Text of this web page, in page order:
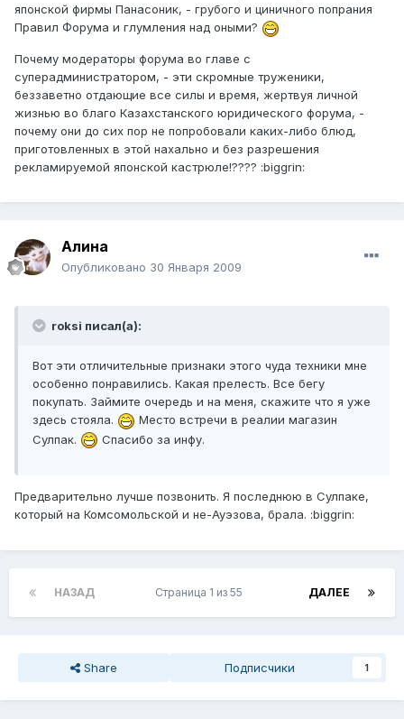
японской фирмы Панасоник, - грубого и циничного попрания
Правил Форума и глумления над оными?
Почему модераторы форума во главе с
суперадминистратором, - эти скромные труженики,
беззаветно отдающие все силы и время, жертвуя личной
жизнью во благо Казахстанского юридического форума, -
почему они до сих пор не попробовали каких-либо блюд,
приготовленных в этой нахально и без разрешения
рекламируемой японской кастрюле!???? :biggrin:
Алина
Опубликовано 30 Января 2009
roksi писал(а):
Вот эти отличительные признаки этого чуда техники мне
особенно понравились. Какая прелесть. Все бегу
покупать. Займите очередь и на меня, скажите что я уже
здесь стояла.
Место встречи в реалии магазин
Сулпак.
Спасибо за инфу.
Предварительно лучше позвонить. Я последнюю в Сулпаке,
который на Комсомольской и не-Ауэзова, брала. :biggrin:
НАЗАД ДАЛЕЕ
Страница 1 из 55
Share Подписчики 1